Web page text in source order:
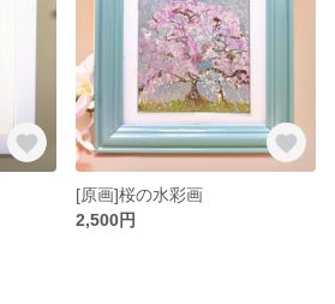
[原画]桜の水彩画
2,500円